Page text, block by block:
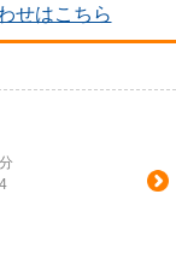
せはこちら